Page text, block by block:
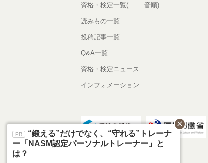
資格・検定一覧(50音順)
読みもの一覧
投稿記事一覧
Q&A一覧
資格・検定ニュース
インフォメーション
“鍛える”だけでなく、“守れる”トレーナ
ー「NASM認定パーソナルトレーナー」と
は？
close